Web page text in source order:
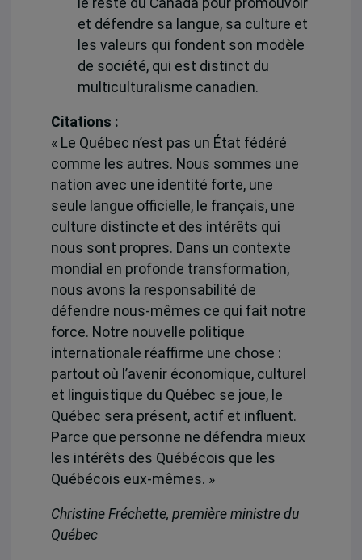
le reste du Canada pour promouvoir
et défendre sa langue, sa culture et
les valeurs qui fondent son modèle
de société, qui est distinct du
multiculturalisme canadien.
Citations :
« Le Québec n’est pas un État fédéré
comme les autres. Nous sommes une
nation avec une identité forte, une
seule langue officielle, le français, une
culture distincte et des intérêts qui
nous sont propres. Dans un contexte
mondial en profonde transformation,
nous avons la responsabilité de
défendre nous-mêmes ce qui fait notre
force. Notre nouvelle politique
internationale réaffirme une chose :
partout où l’avenir économique, culturel
et linguistique du Québec se joue, le
Québec sera présent, actif et influent.
Parce que personne ne défendra mieux
les intérêts des Québécois que les
Québécois eux-mêmes. »
Christine Fréchette, première ministre du
Québec